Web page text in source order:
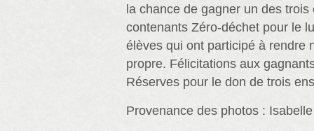
la chance de gagner un des
contenants Zéro-déchet pour le
élèves qui ont participé à rendre
propre. Félicitations aux
Réserves pour le don de trois
Provenance des photos :